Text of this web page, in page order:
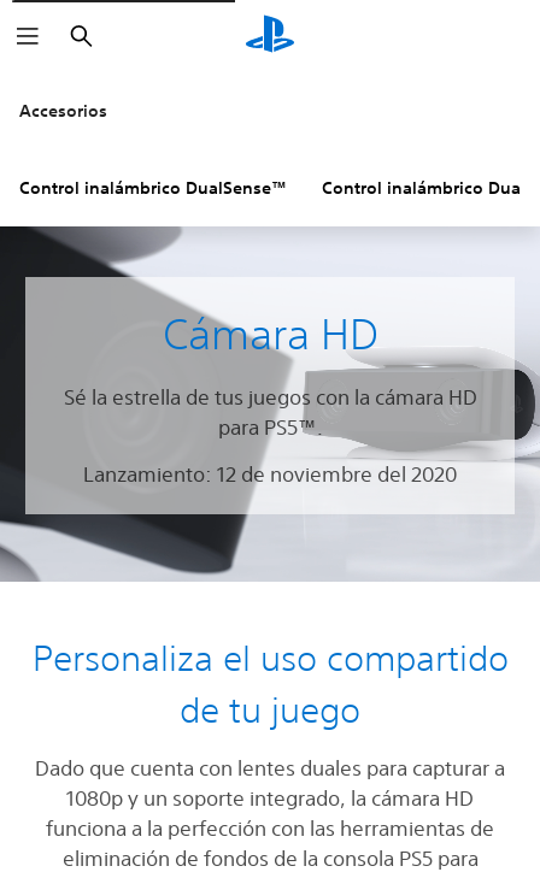
Buscar
Accesorios
Control inalámbrico DualSense™ Control inalámbrico
Cámara HD
Sé la estrella de tus juegos con la cámara HD
para PS5™.
Lanzamiento: 12 de noviembre del 2020
Personaliza el uso compartido
de tu juego
Dado que cuenta con lentes duales para capturar a
1080p y un soporte integrado, la cámara HD
funciona a la perfección con las herramientas de
eliminación de fondos de la consola PS5 para